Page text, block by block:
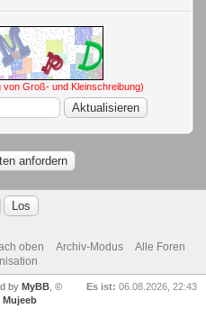
von Groß- und Kleinschreibung)
oben Archiv-Modus
Alle Foren
Es ist: 06.08.2026, 22:43
byMyBB , ©
Mujeeb